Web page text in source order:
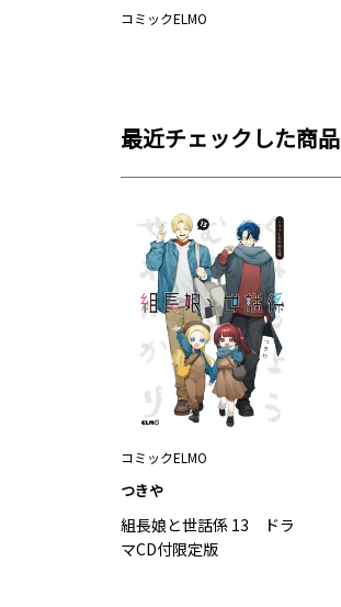
コミックELMO
最近チェックした商品
コミックELMO
つきや
組長娘と世話係 13 ドラ
マCD付限定版